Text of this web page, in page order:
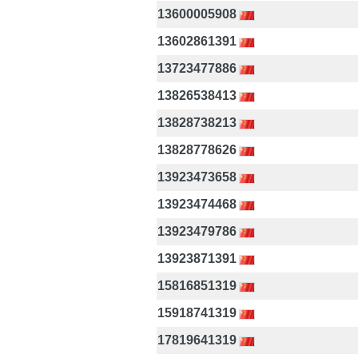
13600005908
13602861391
13723477886
13826538413
13828738213
13828778626
13923473658
13923474468
13923479786
13923871391
15816851319
15918741319
17819641319